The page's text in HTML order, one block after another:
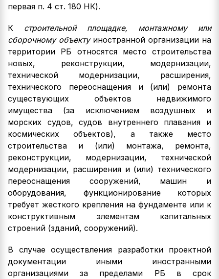
первая п. 4 ст. 180 НК).
К строительной площадке, монтажному или
сборочному объекту иностранной организации на
территории РБ относятся место строительства
новых, реконструкции, модернизации,
технической модернизации, расширения,
технического переоснащения и (или) ремонта
существующих объектов недвижимого
имущества (за исключением воздушных и
морских судов, судов внутреннего плавания и
космических объектов), а также место
строительства и (или) монтажа, ремонта,
реконструкции, модернизации, технической
модернизации, расширения и (или) технического
переоснащения сооружений, машин и
оборудования, функционирование которых
требует жесткого крепления на фундаменте или к
конструктивным элементам капитальных
строений (зданий, сооружений).
В случае осуществления разработки проектной
документации иными иностранными
организациями за пределами РБ в срок